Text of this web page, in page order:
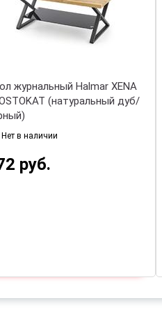
Стол журнальный Halmar
CARLA (черный/серебряный)